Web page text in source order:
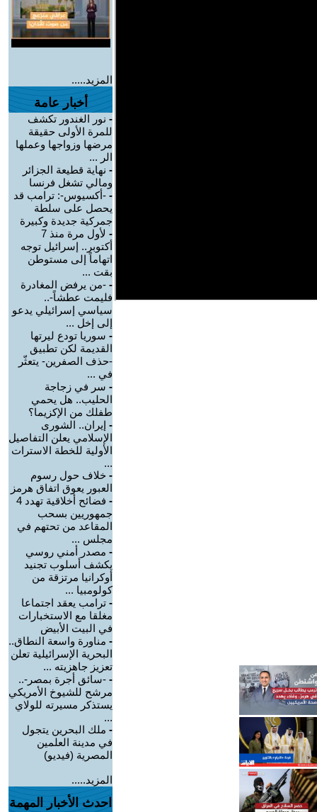
المزيد.....
أخبار عامة
- نور الغندور تكشف
للمرة الأولى حقيقة
مرضها وزواجها وعملها
الر ...
- نهاية قطيعة الجزائر
ومالي تشغل فرنسا
- -أكسيوس-: ترامب قد
يحصل على سلطة
جمركية جديدة وكبيرة
-
لأول مرة منذ 7
أكتوبر.. إسرائيل توجه
اتهاماً إلى مستوطن
بقت ...
- -من يرفض المغادرة
فليمت عطشاً-..
سياسي إسرائيلي يدعو
إلى إخل ...
- سوريا تودع ليرتها
القديمة لكن تطبيق
-حذف الصفرين- يتعثّر
في ...
- سر في زجاجة
الحليب.. هل يحمي
طفلك من الإكزيما؟
- إيران.. الشورى
الإسلامي يعلن التفاصيل
الأولية للخطة الاسترات
...
- خلاف حول رسوم
العبور يعوق اتفاق هرمز
-
فضائح أخلاقية تهدد 4
جمهوريين بسحب
المقاعد من تحتهم في
مجلس ...
- مصدر أمني روسي
يكشف أسلوب تجنيد
أوكرانيا مرتزقة من
كولومبيا ...
- ترامب يعقد اجتماعا
مغلقا مع الاستخبارات
في البيت الأبيض
- مناورة واسعة النطاق..
البحرية الإسرائيلية تعلن
تعزيز جاهزيته ...
- -سائق أجرة بمصر-..
مرشح للشيوخ الأمريكي
يستذكر مسيرته للولاي
...
- ملك البحرين يتجول
في مدينة العلمين
المصرية (فيديو)
المزيد.....
احدث الأخبار المهمة